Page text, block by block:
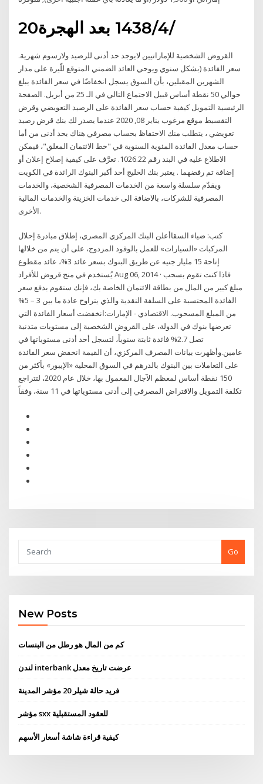
20‏‏/4‏‏/1438 بعد الهجرة
القروض الشخصية للإماراتيين لايوجد حد أدنى للرصيد ولارسوم شهرية.
سعر الفائدة (بشكل سنوي ويوحي العائد الضمني المتوقع للّيرة على مدار
الشهرين المقبلين، بأن السوق يسجل انخفاضًا في سعر الفائدة يبلغ
حوالي 50 نقطة أساس قبيل الاجتماع التالي في الـ 25 من أبريل. الصفحة
الرئيسية التمويل كيفية حساب سعر الفائدة على الرصيد التعويضي وقرض
التقسيط موقع مرغوب يناير 08, 2020 عندما يصدر لك بنك قرض رصيد
تعويضي ، يتطلب منك الاحتفاظ بحساب مصرفي هناك بحد أدنى من أما
حساب معدل الفائدة المئوية السنوية في "خط الائتمان المغلق"، فيمكن
الاطلاع عليه في البند رقم 1026.22. تعرَّف على كيفية إصلاح إعلان أو
إضافة تم رفضهما . يعتبر بنك الخليج أحد أكبر البنوك الرائدة في الكويت
ويقدّم سلسلة واسعة من الخدمات المصرفية الشخصية، والخدمات
المصرفية للشركات، بالاضافة الى خدمات الخزينة والخدمات المالية
الأخرى.
كتب: ضياء السقاأعلن البنك المركزي المصري، إطلاق مبادرة إحلال
المركبات «السيارات» للعمل بالوقود المزدوج، على أن يتم من خلالها
إتاحة 15 مليار جنيه عن طريق البنوك بسعر عائد 3%، عائد مقطوع
يُستخدم في منح قروض للأفراد Aug 06, 2014 · فاذا كنت تقوم بسحب
مبلغ كبير من المال من بطاقة الائتمان الخاصة بك، فإنك ستقوم بدفع سعر
الفائدة المحتسبة على السلفة النقدية والذي يتراوح عادة ما بين 3 – 5%
من المبلغ المسحوب. الاقتصادي - الإمارات:انخفضت أسعار الفائدة التي
تعرضها بنوك في الدولة، على القروض الشخصية إلى مستويات متدنية
تصل 2.7% فائدة ثابتة سنوياً، لتسجل أحد أدنى مستوياتها في
عامين.وأظهرت بيانات المصرف المركزي، أن القيمة انخفض سعر الفائدة
على التعاملات بين البنوك بالدرهم في السوق المحلية «الإيبور» بأكثر من
150 نقطة أساس لمعظم الآجال المعمول بها، خلال عام 2020، لتتراجع
تكلفة التمويل والاقتراض المصرفي إلى أدنى مستوياتها في 11 سنة، وفقاً
Go
New Posts
كم من المال هو رطل من البنسات
لندن interbank عرضت تاريخ معدل
فريد حالة شيلر 20 مؤشر المدينة
مؤشر sxx للعقود المستقبلية
كيفية قراءة شاشة أسعار الأسهم